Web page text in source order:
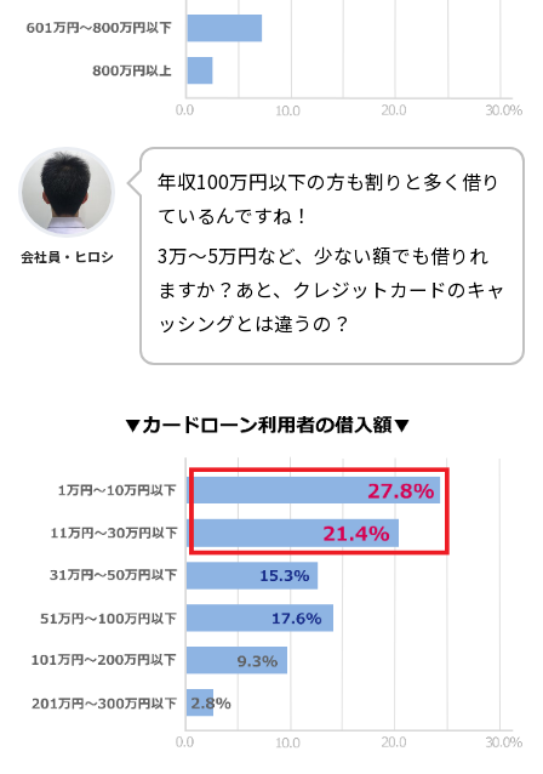
会社員・ヒロシ
年収100万円以下の方も割りと多く借り
ているんですね！
3万～5万円など、少ない額でも借りれ
ますか？あと、クレジットカードのキャ
ッシングとは違うの？